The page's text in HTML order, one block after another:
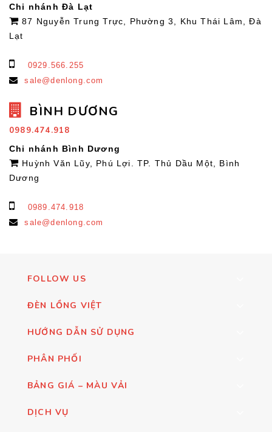
Chi nhánh Đà Lạt
87 Nguyễn Trung Trực, Phường 3, Khu Thái Lâm, Đà
Lạt
0929.566.255
sale@denlong.com
BÌNH DƯƠNG
0989.474.918
Chi nhánh Bình Dương
Huỳnh Văn Lũy, Phú Lợi. TP. Thủ Dầu Một, Bình
Dương
0989.474.918
sale@denlong.com
FOLLOW US
ĐÈN LỒNG VIỆT
HƯỚNG DẪN SỬ DỤNG
PHÂN PHỐI
BẢNG GIÁ – MÀU VẢI
DỊCH VỤ